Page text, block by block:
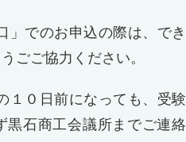
でのお申込の際は、でき
ごご協力ください。
１０日前になっても、受験
黒石商工会議所までご連絡